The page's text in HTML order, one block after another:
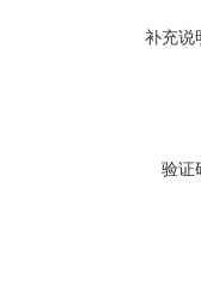
补充说
验证